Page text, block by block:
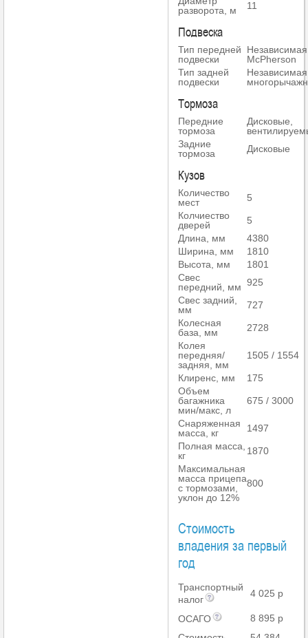
разворота, м
11
Подвеска
Тип передней
подвески
McPherson
Тип задней
подвески
Тормоза
Передние
тормоза
Дисковые,
Задние
тормоза
Дисковые
Кузов
Количество
мест
5
Колчиество
дверей
5
Длина, мм
4380
Ширина, мм
1810
Высота, мм
1801
Свес
передний, мм 925
Свес задний,
мм
727
Колесная
база, мм
2728
Колея
передняя/
задняя, мм
1505 / 1554
Клиренс, мм
175
Объем
багажника
мин/макс, л
675 / 3000
Снаряженная
масса, кг
1497
Полная масса,
кг
1870
Максимальная
масса прицепа
с тормозами,
уклон до 12%
800
Стоимость
владения за первый
год
Транспортный
налог
4 025 р
ОСАГО
8 895 р